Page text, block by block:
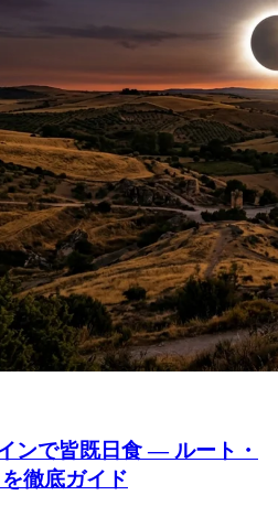
ンで皆既日食 ― ルート・
徹底ガイド